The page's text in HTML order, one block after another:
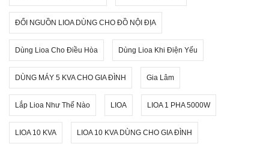
ĐỔI NGUỒN LIOA DÙNG CHO ĐỒ NỘI ĐỊA
Dùng Lioa Cho Điều Hòa Dùng Lioa Khi Điện Yếu
DÙNG MÁY 5 KVA CHO GIA ĐÌNH Gia Lâm
Lắp Lioa Như Thế Nào LIOA LIOA 1 PHA 5000W
LIOA 10 KVA LIOA 10 KVA DÙNG CHO GIA ĐÌNH